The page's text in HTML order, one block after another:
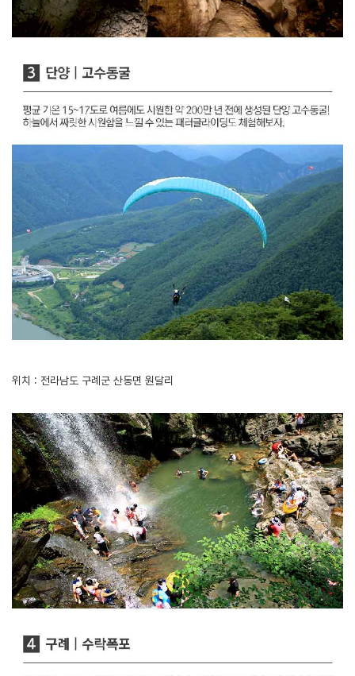
위치 : 전라남도 구례군 산동면 원달리